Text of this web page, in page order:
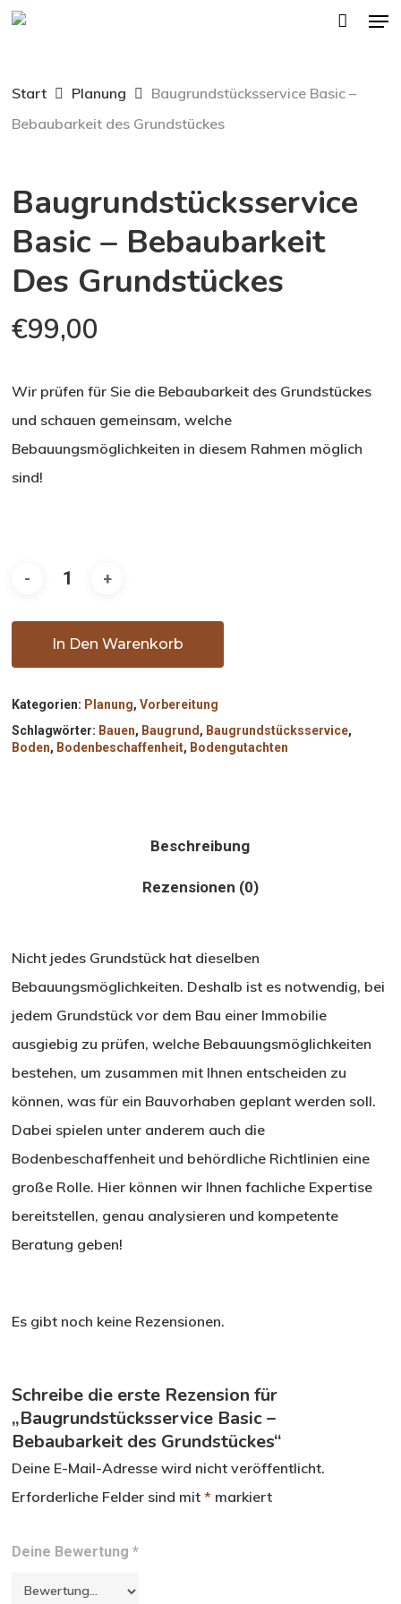
Skip
content
Start Planung
Baugrundstücksservice Basic –
Bebaubarkeit des Grundstückes
Baugrundstücksservice
Basic – Bebaubarkeit
Des Grundstückes
€99,00
Wir prüfen für Sie die Bebaubarkeit des Grundstückes
und schauen gemeinsam, welche
Bebauungsmöglichkeiten in diesem Rahmen möglich
sind!
In Den Warenkorb
Kategorien: Planung,Vorbereitung
Schlagwörter: Bauen, Baugrund, Baugrundstücksservice,
Boden, Bodenbeschaffenheit, Bodengutachten
Beschreibung
Rezensionen (0)
Nicht jedes Grundstück hat dieselben
Bebauungsmöglichkeiten. Deshalb ist es notwendig, bei
jedem Grundstück vor dem Bau einer Immobilie
ausgiebig zu prüfen, welche Bebauungsmöglichkeiten
bestehen, um zusammen mit Ihnen entscheiden zu
können, was für ein Bauvorhaben geplant werden soll.
Dabei spielen unter anderem auch die
Bodenbeschaffenheit und behördliche Richtlinien eine
große Rolle. Hier können wir Ihnen fachliche Expertise
bereitstellen, genau analysieren und kompetente
Beratung geben!
Es gibt noch keine Rezensionen.
Schreibe die erste Rezension für
„Baugrundstücksservice Basic –
Bebaubarkeit des Grundstückes“
Deine E-Mail-Adresse wird nicht veröffentlicht.
Erforderliche Felder sind mit* markiert
Deine Bewertung*